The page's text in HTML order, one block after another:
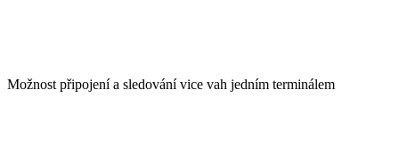
Možnost připojení a sledování vice vah jedním terminálem